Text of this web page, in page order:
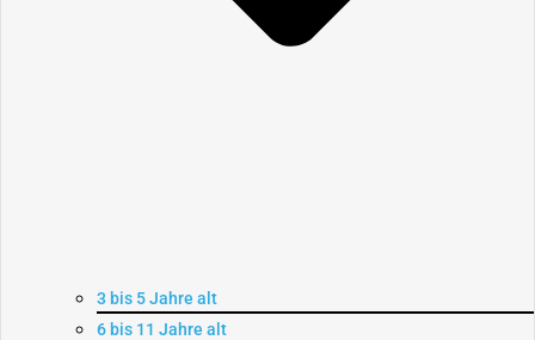
3 bis 5 Jahre alt
6 bis 11 Jahre alt